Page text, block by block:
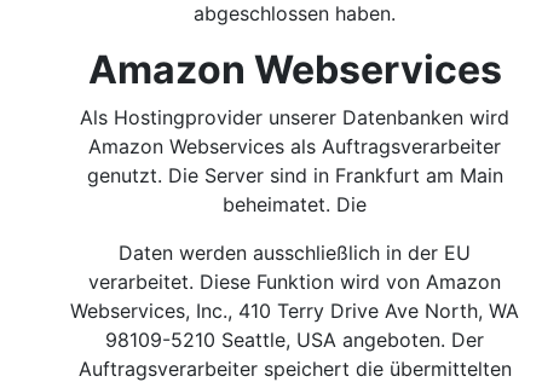
abgeschlossen haben.
Amazon Webservices
Als Hostingprovider unserer Datenbanken wird
Amazon Webservices als Auftragsverarbeiter
genutzt. Die Server sind in Frankfurt am Main
beheimatet. Die
Daten werden ausschließlich in der EU
verarbeitet. Diese Funktion wird von Amazon
Webservices, Inc., 410 Terry Drive Ave North, WA
98109-5210 Seattle, USA angeboten. Der
Auftragsverarbeiter speichert die übermittelten